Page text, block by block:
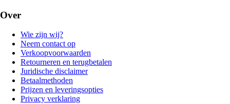
Over
Wie zijn wij?
Neem contact op
Verkoopvoorwaarden
Retourneren en terugbetalen
Juridische disclaimer
Betaalmethoden
Prijzen en leveringsopties
Privacy verklaring